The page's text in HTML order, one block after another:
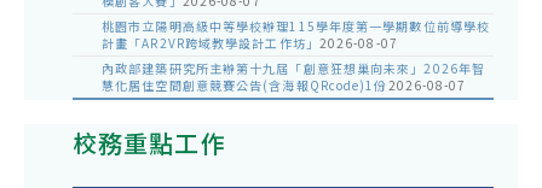
桃園市立陽明高級中等學校辦理115學年度第一學期數位前導學校
計畫「AR2VR跨域教學設計工作坊」 2026-08-07
內政部建築研究所主辦第十九屆「創意狂想巢向未來」2026年智
慧化居住空間創意競賽公告(含海報QRcode)1份2026-08-07
校務重點工作